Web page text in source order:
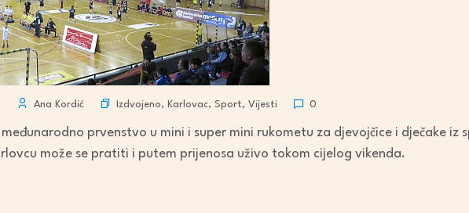
Ana Kordić Izdvojeno, Karlovac, Sport, Vijesti 0
prvenstvo u mini i super mini rukometu za djevojčice i dječake iz
može se pratiti i putem prijenosa uživo tokom cijelog vikenda.